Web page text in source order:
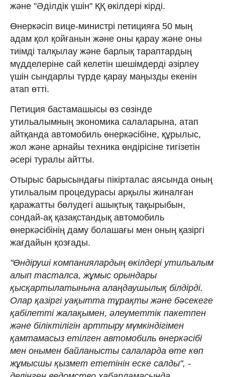
және "Әділдік үшін" ҚҚ өкілдері кірді.
Өнеркәсіп вице-министрі петицияға 50 мың
адам қол қойғанын және оны қарау және оны
тиімді талқылау және барлық тараптардың
мүдделеріне сай келетін шешімдерді әзірлеу
үшін сындарлы түрде қарау маңызды екенін
атап өтті.
Петиция бастамашысы өз сөзінде
утильалымның экономика салаларына, атап
айтқанда автомобиль өнеркәсібіне, құрылыс,
жол және арнайы техника өндірісіне тигізетін
әсері туралы айтты.
Отырыс барысындағы пікірталас аясында оның
утильалым процедурасы арқылы жиналған
қаражатты бөлудегі ашықтық тақырыбын,
сондай-ақ қазақстандық автомобиль
өнеркәсібінің даму болашағы мен оның қазіргі
жағдайын қозғады.
"Өндіруші компаниялардың өкілдері утильалым
алып тасталса, жұмыс орындары
қысқартылатынына алаңдаушылық білдірді.
Олар қазіргі уақытта тұрақты және бәсекеге
қабілетті жалақымен, әлеуметтік пакетпен
және біліктілігін арттыру мүмкіндігімен
қамтамасыз етілген автомобиль өнеркәсібі
мен онымен байланысты салаларда өте көп
жұмысшы қызмет ететінін еске салды", -